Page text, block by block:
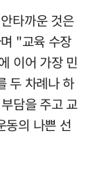
타까운 것은
"교육 수장
이어 가장 민
두 차례나 하
담을 주고 교
동의 나쁜 선